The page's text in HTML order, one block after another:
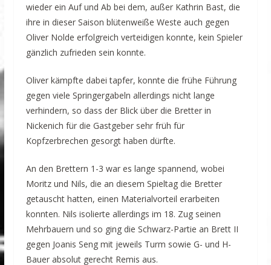
wieder ein Auf und Ab bei dem, außer Kathrin Bast, die
ihre in dieser Saison blütenweiße Weste auch gegen
Oliver Nolde erfolgreich verteidigen konnte, kein Spieler
gänzlich zufrieden sein konnte.
Oliver kämpfte dabei tapfer, konnte die frühe Führung
gegen viele Springergabeln allerdings nicht lange
verhindern, so dass der Blick über die Bretter in
Nickenich für die Gastgeber sehr früh für
Kopfzerbrechen gesorgt haben dürfte.
An den Brettern 1-3 war es lange spannend, wobei
Moritz und Nils, die an diesem Spieltag die Bretter
getauscht hatten, einen Materialvorteil erarbeiten
konnten. Nils isolierte allerdings im 18. Zug seinen
Mehrbauern und so ging die Schwarz-Partie an Brett II
gegen Joanis Seng mit jeweils Turm sowie G- und H-
Bauer absolut gerecht Remis aus.